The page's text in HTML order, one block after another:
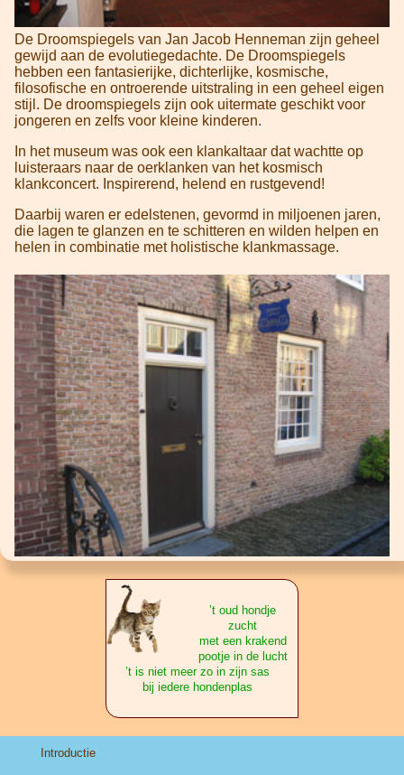
De Droomspiegels van Jan Jacob Henneman zijn geheel
gewijd aan de evolutiegedachte. De Droomspiegels
hebben een fantasierijke, dichterlijke, kosmische,
filosofische en ontroerende uitstraling in een geheel eigen
stijl. De droomspiegels zijn ook uitermate geschikt voor
jongeren en zelfs voor kleine kinderen.
In het museum was ook een klankaltaar dat wachtte op
luisteraars naar de oerklanken van het kosmisch
klankconcert. Inspirerend, helend en rustgevend!
Daarbij waren er edelstenen, gevormd in miljoenen jaren,
die lagen te glanzen en te schitteren en wilden helpen en
helen in combinatie met holistische klankmassage.
’t oud hondje
zucht
met een krakend
pootje in de lucht
’t is niet meer zo in zijn sas
bij iedere hondenplas
Introductie